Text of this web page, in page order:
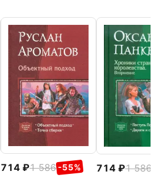
714 1 586 -55% 714 1 586